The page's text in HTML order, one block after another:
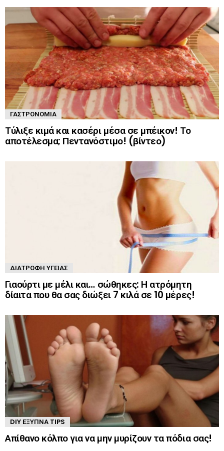
ΓΑΣΤΡΟΝΟΜΊΑ
Τύλιξε κιμά και κασέρι μέσα σε μπέικον! Το
αποτέλεσμα; Πεντανόστιμο! (βίντεο)
ΔΙΑΤΡΟΦΉ ΥΓΕΊΑΣ
Γιαούρτι με μέλι και… σώθηκες: Η ατρόμητη
δίαιτα που θα σας διώξει 7 κιλά σε 10 μέρες!
DIY ΈΞΥΠΝΑ TIPS
Απίθανο κόλπο για να μην μυρίζουν τα πόδια σας!